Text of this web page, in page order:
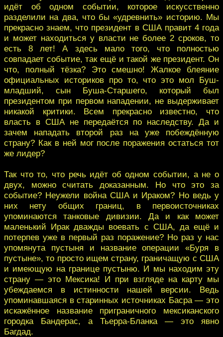
идёт об одном событии, которое искусственно
разделили на два, что бы «удревнить» историю. Мы
прекрасно знаем, что президент в США правит 4 года
и может находиться у власти не более 2 сроков, то
есть 8 лет! А здесь мало того, что полностью
совпадает событие, так ещё и такой же президент. Он
что, полный тёзка? Это смешно! Жалкое блеяние
официальных историков про то, что это мол Буш-
младший, сын Буша-Старшего, который был
президентом при первом нападении, не выдерживает
никакой критики. Всем прекрасно известно, что
власть в США не передаётся по наследству. Да и
зачем нападать второй раз на уже побеждённую
страну? Как в ней мог после поражения остаться тот
же лидер?
Так что то, что речь идёт об одном событии, а не о
двух, можно считать доказанным. Но что это за
событие? Неужели война США и Ираком? Но ведь у
них нету общих границ, в первоисточниках
упоминаются танковые дивизии. Да и как может
маленький Ирак дважды воевать с США, да ещё и
потерпев уже в первый раз поражение? Но раз у нас
упомянута пустыня и название операции «Буря в
пустыне», то просто ищем страну, граничащую с США
и имеющую на границе пустыню. И мы находим эту
страну — это Мексика! И при взгляде на карту мы
убеждаемся в истинности нашей версии. Ведь
упоминавшаяся в старинных источниках Басра — это
искажённое название приграничного мексиканского
городка Бандерас, а Тьерра-Бланка — это явно
Багдад.